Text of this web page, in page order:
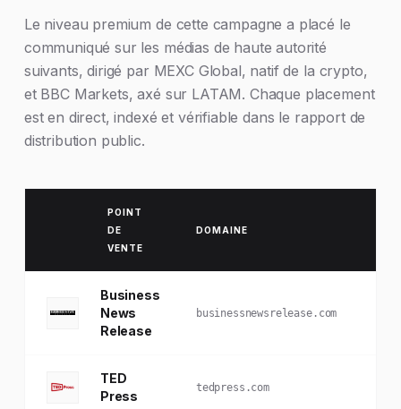
Le niveau premium de cette campagne a placé le
communiqué sur les médias de haute autorité
suivants, dirigé par MEXC Global, natif de la crypto,
et BBC Markets, axé sur LATAM. Chaque placement
est en direct, indexé et vérifiable dans le rapport de
distribution public.
POINT
DE
VENTE
DOMAINE
Business
News
Release
businessnewsrelease.com
TED
Press
tedpress.com